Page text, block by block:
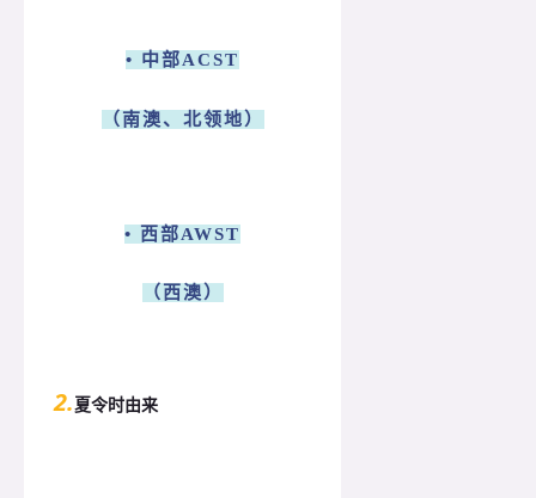
• 中部ACST
（南澳、北领地）
• 西部AWST
（西澳）
2.夏令时由来